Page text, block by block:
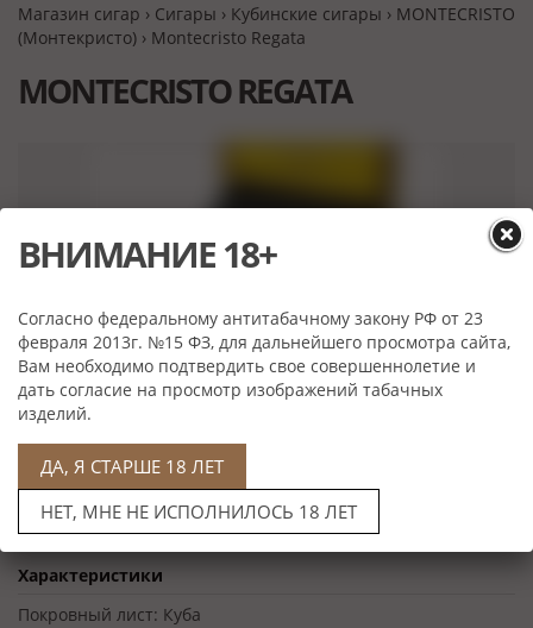
Магазин сигар › Сигары › Кубинские сигары › MONTECRISTO
(Монтекристо) › Montecristo Regata
MONTECRISTO REGATA
Нет в наличии
Характеристики
Покровный лист: Куба
ВНИМАНИЕ 18+
Согласно федеральному антитабачному закону РФ от 23
февраля 2013г. №15 ФЗ, для дальнейшего просмотра сайта,
Вам необходимо подтвердить свое совершеннолетие и
дать согласие на просмотр изображений табачных
изделий.
ДА, Я СТАРШЕ 18 ЛЕТ
НЕТ, МНЕ НЕ ИСПОЛНИЛОСЬ 18 ЛЕТ